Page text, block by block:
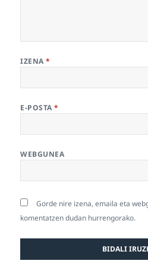
IZENA*
E-POSTA*
WEBGUNEA
Gorde nire izena, emaila eta
komentatzen dudan hurrengorako.